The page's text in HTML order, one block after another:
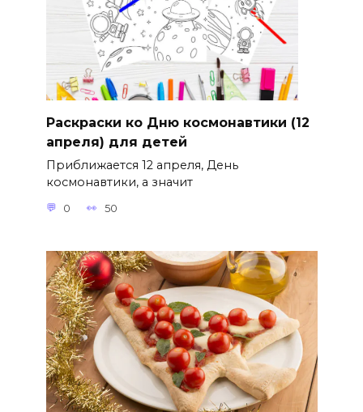
Раскраски ко Дню космонавтики (12
апреля) для детей
Приближается 12 апреля, День
космонавтики, а значит
0 50